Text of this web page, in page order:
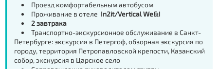
Проезд комфортабельным автобусом
Проживание в отеле In2it/Vertical We&I
2 завтрака
Транспортно-экскурсионное обслуживание в Санкт-
Петербурге: экскурсия в Петергоф, обзорная экскурсия по
городу, территория Петропавловской крепости, Казанский
собор, экскурсия в Царское село